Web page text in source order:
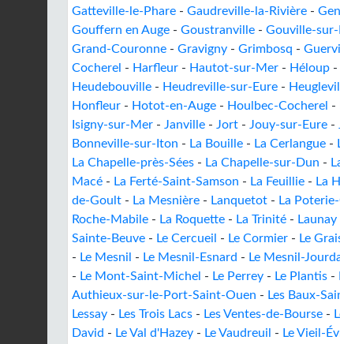
Gatteville-le-Phare - Gaudreville-la-Rivière -
Gouffern en Auge - Goustranville - Gouville-
Grand-Couronne - Gravigny - Grimbosq -
Cocherel - Harfleur - Hautot-sur-Mer - Héloup -
Heudebouville - Heudreville-sur-Eure -
Honfleur - Hotot-en-Auge - Houlbec-Cocherel -
Isigny-sur-Mer - Janville - Jort - Jouy-sur-Eure -
Bonneville-sur-Iton - La Bouille - La Cerlangue -
La Chapelle-près-Sées - La Chapelle-sur-Dun -
Macé - La Ferté-Saint-Samson - La Feuillie - La
de-Goult - La Mesnière - Lanquetot - La
Roche-Mabile - La Roquette - La Trinité - Launay
Sainte-Beuve - Le Cercueil - Le Cormier - Le
- Le Mesnil - Le Mesnil-Esnard - Le Mesnil-
- Le Mont-Saint-Michel - Le Perrey - Le Plantis -
Authieux-sur-le-Port-Saint-Ouen - Les Baux-
Lessay - Les Trois Lacs - Les Ventes-de-Bourse -
David - Le Val d'Hazey - Le Vaudreuil - Le Vieil-